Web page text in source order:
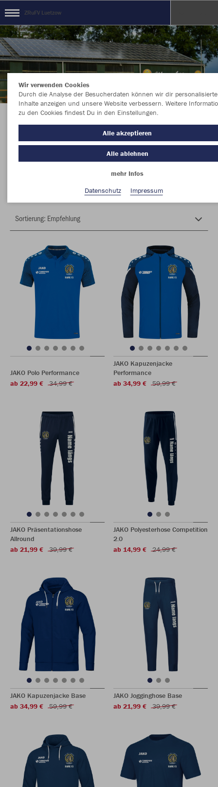
ZRuFV Luetzow
Herzlich Willkommen im Teamshop ZRuFV
Luetzow
JAKO Polo Performance
ab 22,99 €
34,99 €
JAKO Kapuzenjacke
Performance
ab 34,99 €
59,99 €
JAKO Präsentationshose
Allround
ab 21,99 €
39,99 €
JAKO Polyesterhose Competition
2.0
ab 14,99 €
24,99 €
JAKO Kapuzenjacke Base
ab 34,99 €
59,99 €
JAKO Jogginghose Base
ab 21,99 €
39,99 €
Wir verwenden Cookies
Durch die Analyse der Besucherdaten können wir dir personalisierte
Inhalte anzeigen und unsere Website verbessern. Weitere
zu den Cookies findest Du in den Einstellungen.
Alle akzeptieren
Alle ablehnen
mehr Infos
Datenschutz
Impressum